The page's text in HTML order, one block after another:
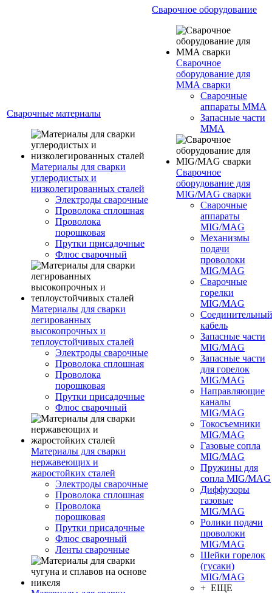
Сварочные материалы
Материалы для сварки
углеродистых и
низколегированных сталей
Электроды сварочные
Проволока сплошная
Проволока
порошковая
Прутки присадочные
Флюс сварочный
Материалы для сварки
легированных
высокопрочных и
теплоустойчивых сталей
Электроды сварочные
Проволока сплошная
Проволока
порошковая
Прутки присадочные
Флюс сварочный
Материалы для сварки
нержавеющих и
жаростойких сталей
Электроды сварочные
Проволока сплошная
Проволока
порошковая
Прутки присадочные
Флюс сварочный
Ленты сварочные
Сварочное оборудование
Сварочное
оборудование для
MMA сварки
Сварочные
аппараты MMA
Запасные части
MMA
Сварочное
оборудование для
MIG/MAG сварки
Сварочные
аппараты
MIG/MAG
Механизмы
подачи
проволоки
MIG/MAG
Сварочные
горелки
MIG/MAG
Соединительный
кабель
Запасные части
MIG/MAG
Запасные части
для горелок
MIG/MAG
Направляющие
каналы
MIG/MAG
Токосъемники
MIG/MAG
Газовые сопла
MIG/MAG
Пружины для
сопла MIG/MAG
Диффузоры
газовые
MIG/MAG
Ролики подачи
проволоки
MIG/MAG
Шейки горелок
(гусаки)
MIG/MAG
+ ЕЩЕ